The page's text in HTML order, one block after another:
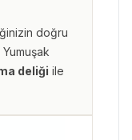
doğru
deliği ile